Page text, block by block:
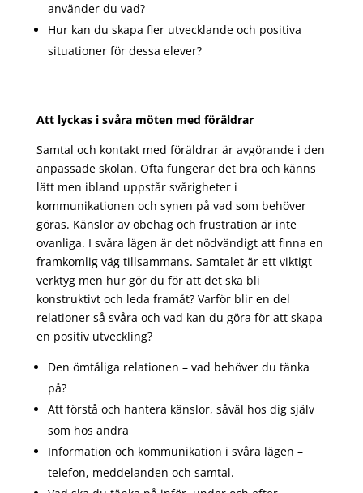
använder du vad?
Hur kan du skapa fler utvecklande och positiva
situationer för dessa elever?
Att lyckas i svåra möten med föräldrar
Samtal och kontakt med föräldrar är avgörande i den
anpassade skolan. Ofta fungerar det bra och känns
lätt men ibland uppstår svårigheter i
kommunikationen och synen på vad som behöver
göras. Känslor av obehag och frustration är inte
ovanliga. I svåra lägen är det nödvändigt att finna en
framkomlig väg tillsammans. Samtalet är ett viktigt
verktyg men hur gör du för att det ska bli
konstruktivt och leda framåt? Varför blir en del
relationer så svåra och vad kan du göra för att skapa
en positiv utveckling?
Den ömtåliga relationen – vad behöver du tänka
på?
Att förstå och hantera känslor, såväl hos dig själv
som hos andra
Information och kommunikation i svåra lägen –
telefon, meddelanden och samtal.